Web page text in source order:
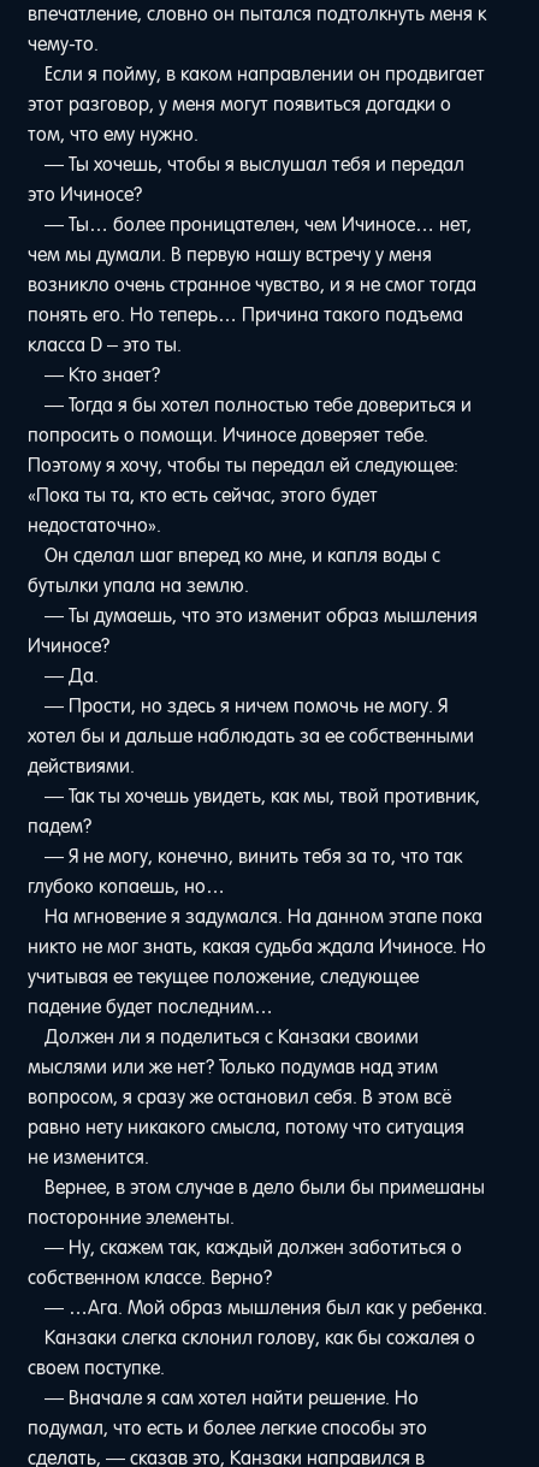
впечатление, словно он пытался подтолкнуть меня к
чему-то.
Если я пойму, в каком направлении он продвигает
этот разговор, у меня могут появиться догадки о
том, что ему нужно.
— Ты хочешь, чтобы я выслушал тебя и передал
это Ичиносе?
— Ты… более проницателен, чем Ичиносе… нет,
чем мы думали. В первую нашу встречу у меня
возникло очень странное чувство, и я не смог тогда
понять его. Но теперь… Причина такого подъема
класса D – это ты.
— Кто знает?
— Тогда я бы хотел полностью тебе довериться и
попросить о помощи. Ичиносе доверяет тебе.
Поэтому я хочу, чтобы ты передал ей следующее:
«Пока ты та, кто есть сейчас, этого будет
недостаточно».
Он сделал шаг вперед ко мне, и капля воды с
бутылки упала на землю.
— Ты думаешь, что это изменит образ мышления
Ичиносе?
— Да.
— Прости, но здесь я ничем помочь не могу. Я
хотел бы и дальше наблюдать за ее собственными
действиями.
— Так ты хочешь увидеть, как мы, твой противник,
падем?
— Я не могу, конечно, винить тебя за то, что так
глубоко копаешь, но…
На мгновение я задумался. На данном этапе пока
никто не мог знать, какая судьба ждала Ичиносе. Но
учитывая ее текущее положение, следующее
падение будет последним…
Должен ли я поделиться с Канзаки своими
мыслями или же нет? Только подумав над этим
вопросом, я сразу же остановил себя. В этом всё
равно нету никакого смысла, потому что ситуация
не изменится.
Вернее, в этом случае в дело были бы примешаны
посторонние элементы.
— Ну, скажем так, каждый должен заботиться о
собственном классе. Верно?
— …Ага. Мой образ мышления был как у ребенка.
Канзаки слегка склонил голову, как бы сожалея о
своем поступке.
— Вначале я сам хотел найти решение. Но
подумал, что есть и более легкие способы это
сделать, — сказав это, Канзаки направился в